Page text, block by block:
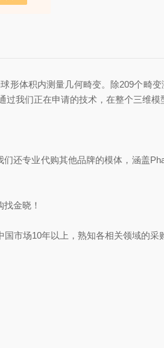
形体积内测量几何畸变。除209个畸
我们正在申请的技术，在整个三维模
还专业代购其他品牌的模体，涵盖
金晓！
市场10年以上，熟知各相关领域的采